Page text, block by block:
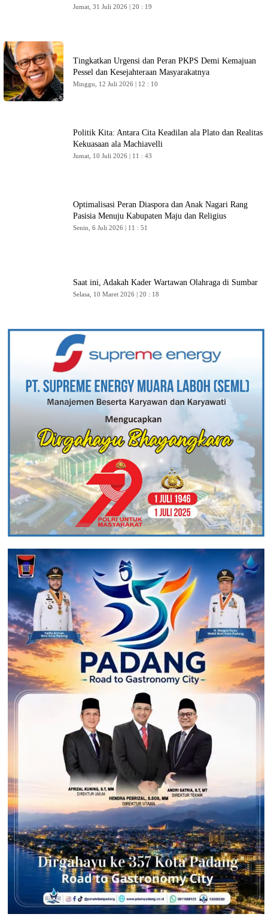
Jumat, 31 Juli 2026 | 20 : 19
Tingkatkan Urgensi dan Peran PKPS Demi Kemajuan
Pessel dan Kesejahteraan Masyarakatnya
Minggu, 12 Juli 2026 | 12 : 10
Politik Kita: Antara Cita Keadilan ala Plato dan Realitas
Kekuasaan ala Machiavelli
Jumat, 10 Juli 2026 | 11 : 43
Optimalisasi Peran Diaspora dan Anak Nagari Rang
Pasisia Menuju Kabupaten Maju dan Religius
Senin, 6 Juli 2026 | 11 : 51
Saat ini, Adakah Kader Wartawan Olahraga di Sumbar
Selasa, 10 Maret 2026 | 20 : 18